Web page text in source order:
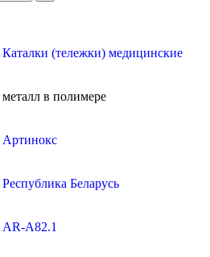
Каталки (тележки) медицинские
металл в полимере
Артинокс
Республика Беларусь
AR-A82.1